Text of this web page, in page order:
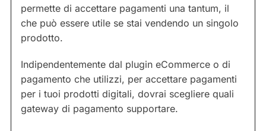
permette di accettare pagamenti una tantum, il
che può essere utile se stai vendendo un singolo
prodotto.
Indipendentemente dal plugin eCommerce o di
pagamento che utilizzi, per accettare pagamenti
per i tuoi prodotti digitali, dovrai scegliere quali
gateway di pagamento supportare.